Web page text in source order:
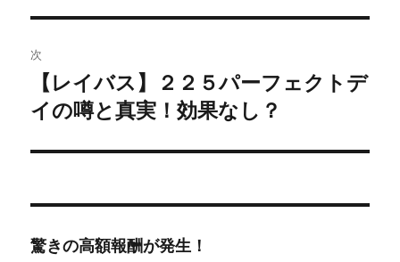
ゲ
ー
シ
稿:
次
の
稿:
【レイバス】２２５パーフェクトデ
イの噂と真実！効果なし？
驚きの高額報酬が発生！